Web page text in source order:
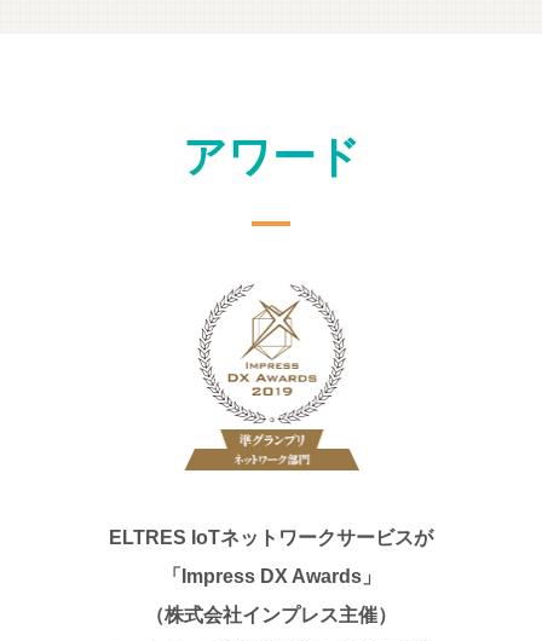
アワード
ELTRES IoTネットワークサービスが
「Impress DX Awards」
（株式会社インプレス主催）